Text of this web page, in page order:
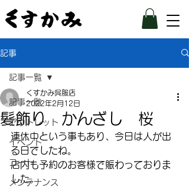
記事
記事一覧
アウトレット
イベント
コート
メンテナンス
記事一覧
髪飾り かんざし 桜
くすかみ呉服店
2022年2月12日
連休中という事もあり、今日は人が出
る日でしたね。
店内も予約のお客様で賑わっておりま
した。